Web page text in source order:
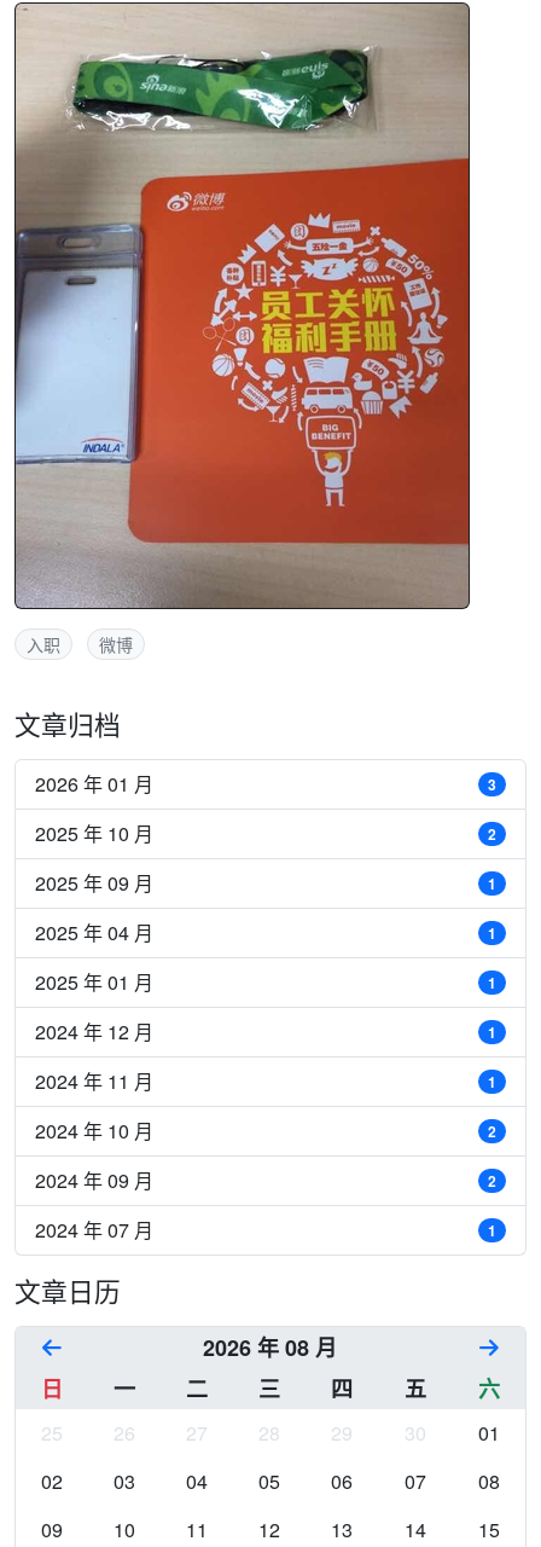
入职 微博
文章归档
2026 年 01 月 3
2025 年 10 月 2
2025 年 09 月 1
2025 年 04 月 1
2025 年 01 月 1
2024 年 12 月 1
2024 年 11 月 1
2024 年 10 月 2
2024 年 09 月 2
2024 年 07 月 1
文章日历
2026 年 08 月
日
一 二 三 四 五 六
25 26 27 28 29 30
01
02
03 04 05 06 07
08
09
10 11 12 13 14
15